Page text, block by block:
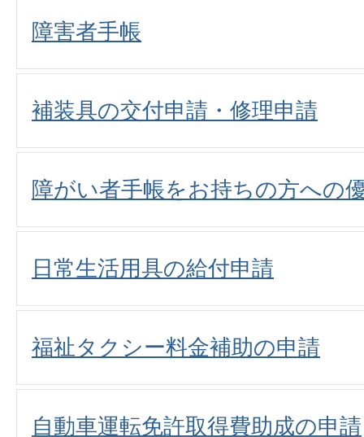
障害者手帳
補装具の交付申請・修理申請
障がい者手帳をお持ちの方への
日常生活用具の給付申請
福祉タクシー料金補助の申請
自動車運転免許取得費助成の申請